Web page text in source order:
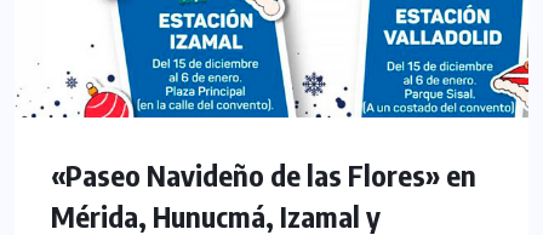
«Paseo Navideño de las Flores» en
Mérida, Hunucmá, Izamal y